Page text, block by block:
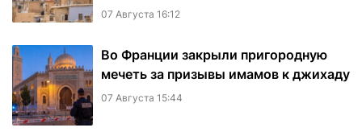
07 Августа 16:12
Во Франции закрыли пригородную
мечеть за призывы имамов к джихаду
07 Августа 15:44